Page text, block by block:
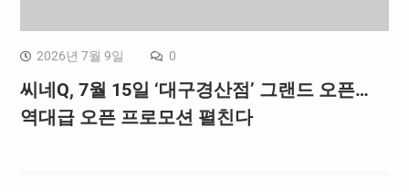
2026년 7월 9일 0
씨네Q, 7월 15일 ‘대구경산점’ 그랜드 오픈…
역대급 오픈 프로모션 펼친다